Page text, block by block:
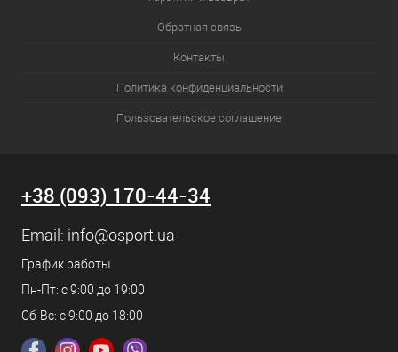
Обратная связь
Контакты
Политика конфиденциальности
Пользовательское соглашение
+38 (093) 170-44-34
Email: info@osport.ua
График работы
Пн-Пт: с 9:00 до 19:00
Сб-Вс: с 9:00 до 18:00